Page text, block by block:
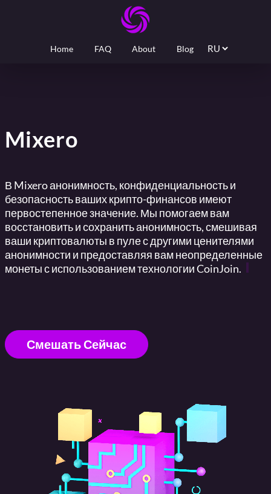
Home FAQ About Blog
Mixero
В Mixero анонимность, конфиденциальность и
безопасность ваших крипто-финансов имеют
первостепенное значение. Мы помогаем вам
восстановить и сохранить анонимность, смешивая
ваши криптовалюты в пуле с другими ценителями
анонимности и предоставляя вам неопределенные
монеты с использованием технологии CoinJoin.
Смешать Сейчас